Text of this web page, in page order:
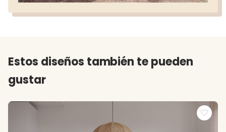
Estos diseños también te pueden
gustar